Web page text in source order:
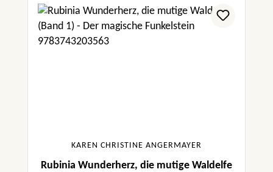
KAREN CHRISTINE ANGERMAYER
Rubinia Wunderherz, die mutige Waldelfe